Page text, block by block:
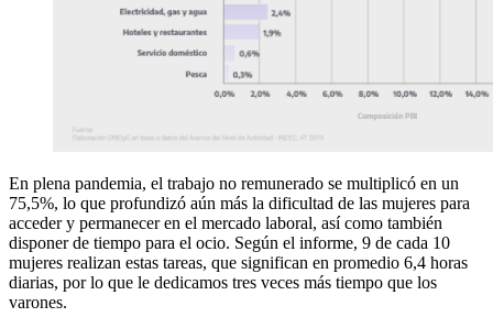
En plena pandemia, el trabajo no remunerado se multiplicó en un
75,5%, lo que profundizó aún más la dificultad de las mujeres para
acceder y permanecer en el mercado laboral, así como también
disponer de tiempo para el ocio. Según el informe, 9 de cada 10
mujeres realizan estas tareas, que significan en promedio 6,4 horas
diarias, por lo que le dedicamos tres veces más tiempo que los
varones.